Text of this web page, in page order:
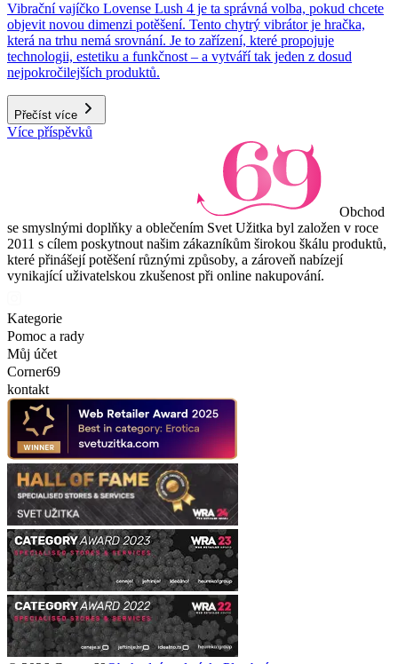
Vibrační vajíčko Lovense Lush 4 je ta správná volba, pokud chcete
objevit novou dimenzi potěšení. Tento chytrý vibrátor je hračka,
která na trhu nemá srovnání. Je to zařízení, které propojuje
technologii, estetiku a funkčnost – a vytváří tak jeden z dosud
nejpokročilejších produktů.
Přečíst více
Více příspěvků
Obchod
se smyslnými doplňky a oblečením Svet Užitka byl založen v roce
2011 s cílem poskytnout našim zákazníkům širokou škálu produktů,
které přinášejí potěšení různými způsoby, a zároveň nabízejí
vynikající uživatelskou zkušenost při online nakupování.
Kategorie
Pomoc a rady
Můj účet
Corner69
kontakt